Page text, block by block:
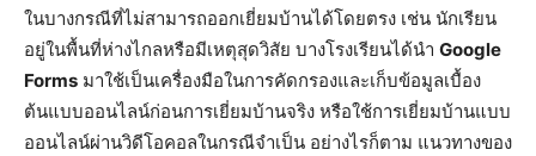
ในบางกรณีที่ไม่สามารถออกเยี่ยมบ้านได้โดยตรง เช่น นักเรียน
อยู่ในพื้นที่ห่างไกลหรือมีเหตุสุดวิสัย บางโรงเรียนได้นำ Google
Forms มาใช้เป็นเครื่องมือในการคัดกรองและเก็บข้อมูลเบื้อง
ต้นแบบออนไลน์ก่อนการเยี่ยมบ้านจริง หรือใช้การเยี่ยมบ้านแบบ
ออนไลน์ผ่านวิดีโอคอลในกรณีจำเป็น อย่างไรก็ตาม แนวทางของ